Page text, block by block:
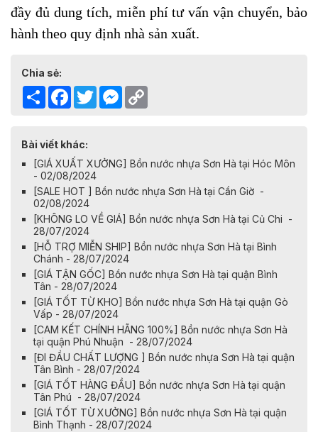
đầy đủ dung tích, miễn phí tư vấn vận chuyển, bảo
hành theo quy định nhà sản xuất.
Chia sẻ:
Share Facebook
TwitterMessenger
Bài viết khác:
[GIÁ XUẤT XƯỞNG] Bồn nước nhựa Sơn Hà tại Hóc Môn
- 02/08/2024
[SALE HOT ] Bồn nước nhựa Sơn Hà tại Cần Giờ -
02/08/2024
[KHÔNG LO VỀ GIÁ] Bồn nước nhựa Sơn Hà tại Củ Chi -
28/07/2024
[HỖ TRỢ MIỄN SHIP] Bồn nước nhựa Sơn Hà tại Bình
Chánh - 28/07/2024
[GIÁ TẬN GỐC] Bồn nước nhựa Sơn Hà tại quận Bình
Tân - 28/07/2024
[GIÁ TỐT TỪ KHO] Bồn nước nhựa Sơn Hà tại quận Gò
Vấp - 28/07/2024
[CAM KẾT CHÍNH HÃNG 100%] Bồn nước nhựa Sơn Hà
tại quận Phú Nhuận - 28/07/2024
[ĐI ĐẦU CHẤT LƯỢNG ] Bồn nước nhựa Sơn Hà tại quận
Tân Bình - 28/07/2024
[GIÁ TỐT HÀNG ĐẦU] Bồn nước nhựa Sơn Hà tại quận
Tân Phú - 28/07/2024
[GIÁ TỐT TỪ XƯỞNG] Bồn nước nhựa Sơn Hà tại quận
Bình Thạnh - 28/07/2024